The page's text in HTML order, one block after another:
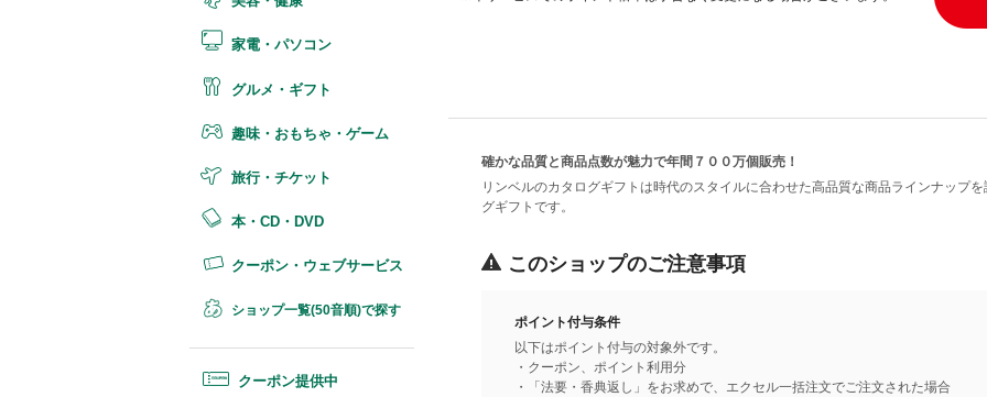
家電・パソコン
グルメ・ギフト
趣味・おもちゃ・ゲーム
旅行・チケット
本・CD・DVD
クーポン・ウェブサービス
ショップ一覧(50音順)で探す
クーポン提供中
確かな品質と商品点数が魅力で年間７００万個販売！
リンベルのカタログギフトは時代のスタイルに合わせた高品質な商品ラインナップ
グギフトです。
このショップのご注意事項
ポイント付与条件
以下はポイント付与の対象外です。
・クーポン、ポイント利用分
・「法要・香典返し」をお求めで、エクセル一括注文でご注文された場合